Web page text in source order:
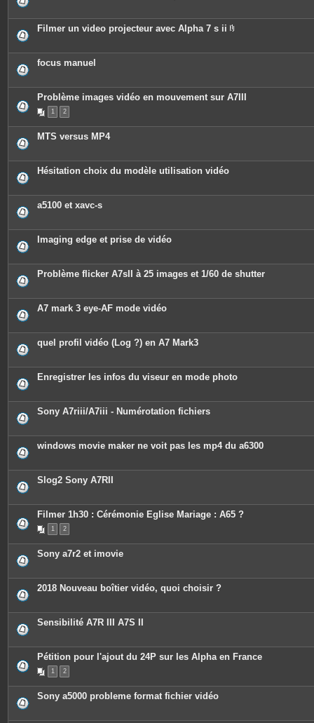
Filmer un video projecteur avec Alpha 7 s ii
è
j
o
i
e
focus manuel
Problème images vidéo en mouvement sur A7III
1 2
MTS versus MP4
Hésitation choix du modèle utilisation vidéo
a5100 et xavc-s
Imaging edge et prise de vidéo
Problème flicker A7sII à 25 images et 1/60 de shutter
A7 mark 3 eye-AF mode vidéo
quel profil vidéo (Log ?) en A7 Mark3
Enregistrer les infos du viseur en mode photo
Sony A7riii/A7iii - Numérotation fichiers
windows movie maker ne voit pas les mp4 du a6300
Slog2 Sony A7RII
Filmer 1h30 : Cérémonie Eglise Mariage : A65 ?
1 2
Sony a7r2 et imovie
2018 Nouveau boîtier vidéo, quoi choisir ?
Sensibilité A7R III A7S II
Pétition pour l'ajout du 24P sur les Alpha en France
1 2
Sony a5000 probleme format fichier vidéo